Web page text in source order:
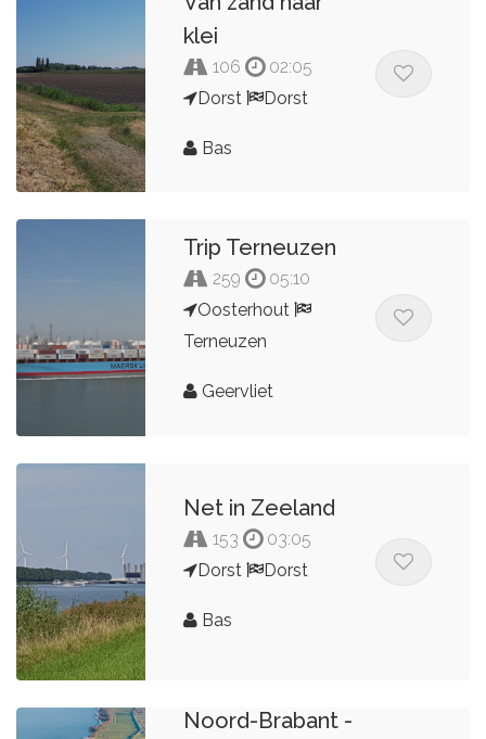
klei
106
02:05
Dorst
Dorst
Bas
Trip Terneuzen
259
05:10
Oosterhout
Terneuzen
Geervliet
Net in Zeeland
153
03:05
Dorst
Dorst
Bas
Noord-Brabant -